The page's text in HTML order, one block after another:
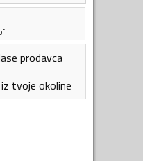
prodavca
tvoje okoline